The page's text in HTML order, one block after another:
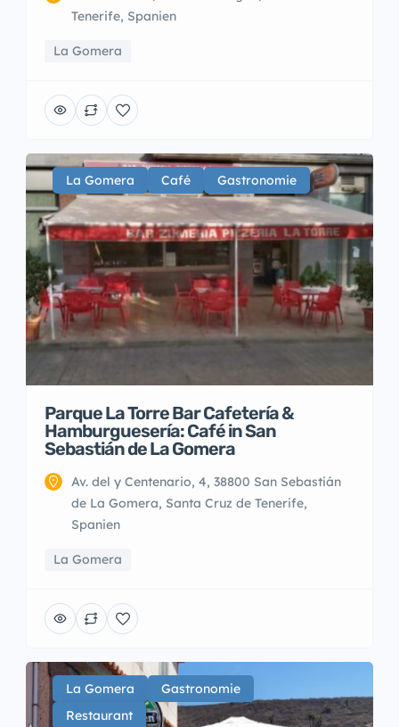
Tenerife, Spanien
La Gomera
La Gomera Café Gastronomie
Parque La Torre Bar Cafetería &
Hamburguesería: Café in San
Sebastián de La Gomera
Av. del y Centenario, 4, 38800 San Sebastián
de La Gomera, Santa Cruz de Tenerife,
Spanien
La Gomera
La Gomera
Gastronomie
Restaurant